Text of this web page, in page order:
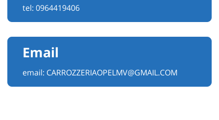
tel: 0964419406
Email
email: CARROZZERIAOPELMV@GMAIL.COM